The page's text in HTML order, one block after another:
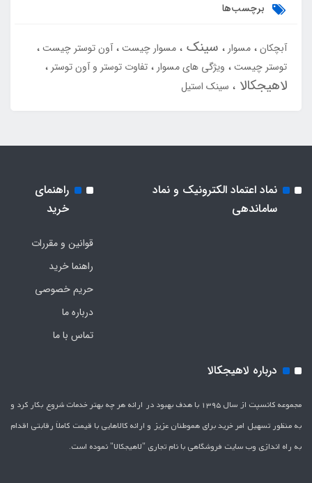
برچسب‌ها
آبچکان مسوار سینک مسوار چیست آون توستر چیست
توستر چیست
ویژگی های مسوار تفاوت توستر و آون توستر
لاهیجکالا سینک استیل
نماد اعتماد الکترونیک و نماد
ساماندهی
راهنمای
خرید
قوانین و مقررات
راهنما خرید
حریم خصوصی
درباره ما
تماس با ما
درباره لاهیجکالا
مجموعه کانسپت از سال 1395 با هدف بهبود در ارائه هر چه بهتر خدمات شروع بکار کرد و
به منظور تسهیل امر خرید برای هموطنان عزیز و ارائه کالاهایی با قیمت کاملاَ رقابتی اقدام
به راه اندازی وب سایت فروشگاهی با نام تجاری "لاهیج­کالا" نموده است.